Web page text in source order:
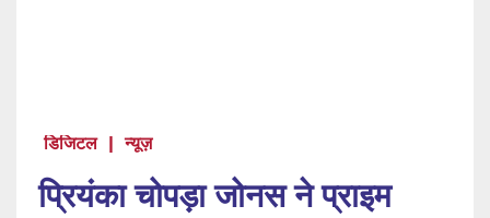
डिजिटल | न्यूज़
प्रियंका चोपड़ा जोनस ने प्राइम